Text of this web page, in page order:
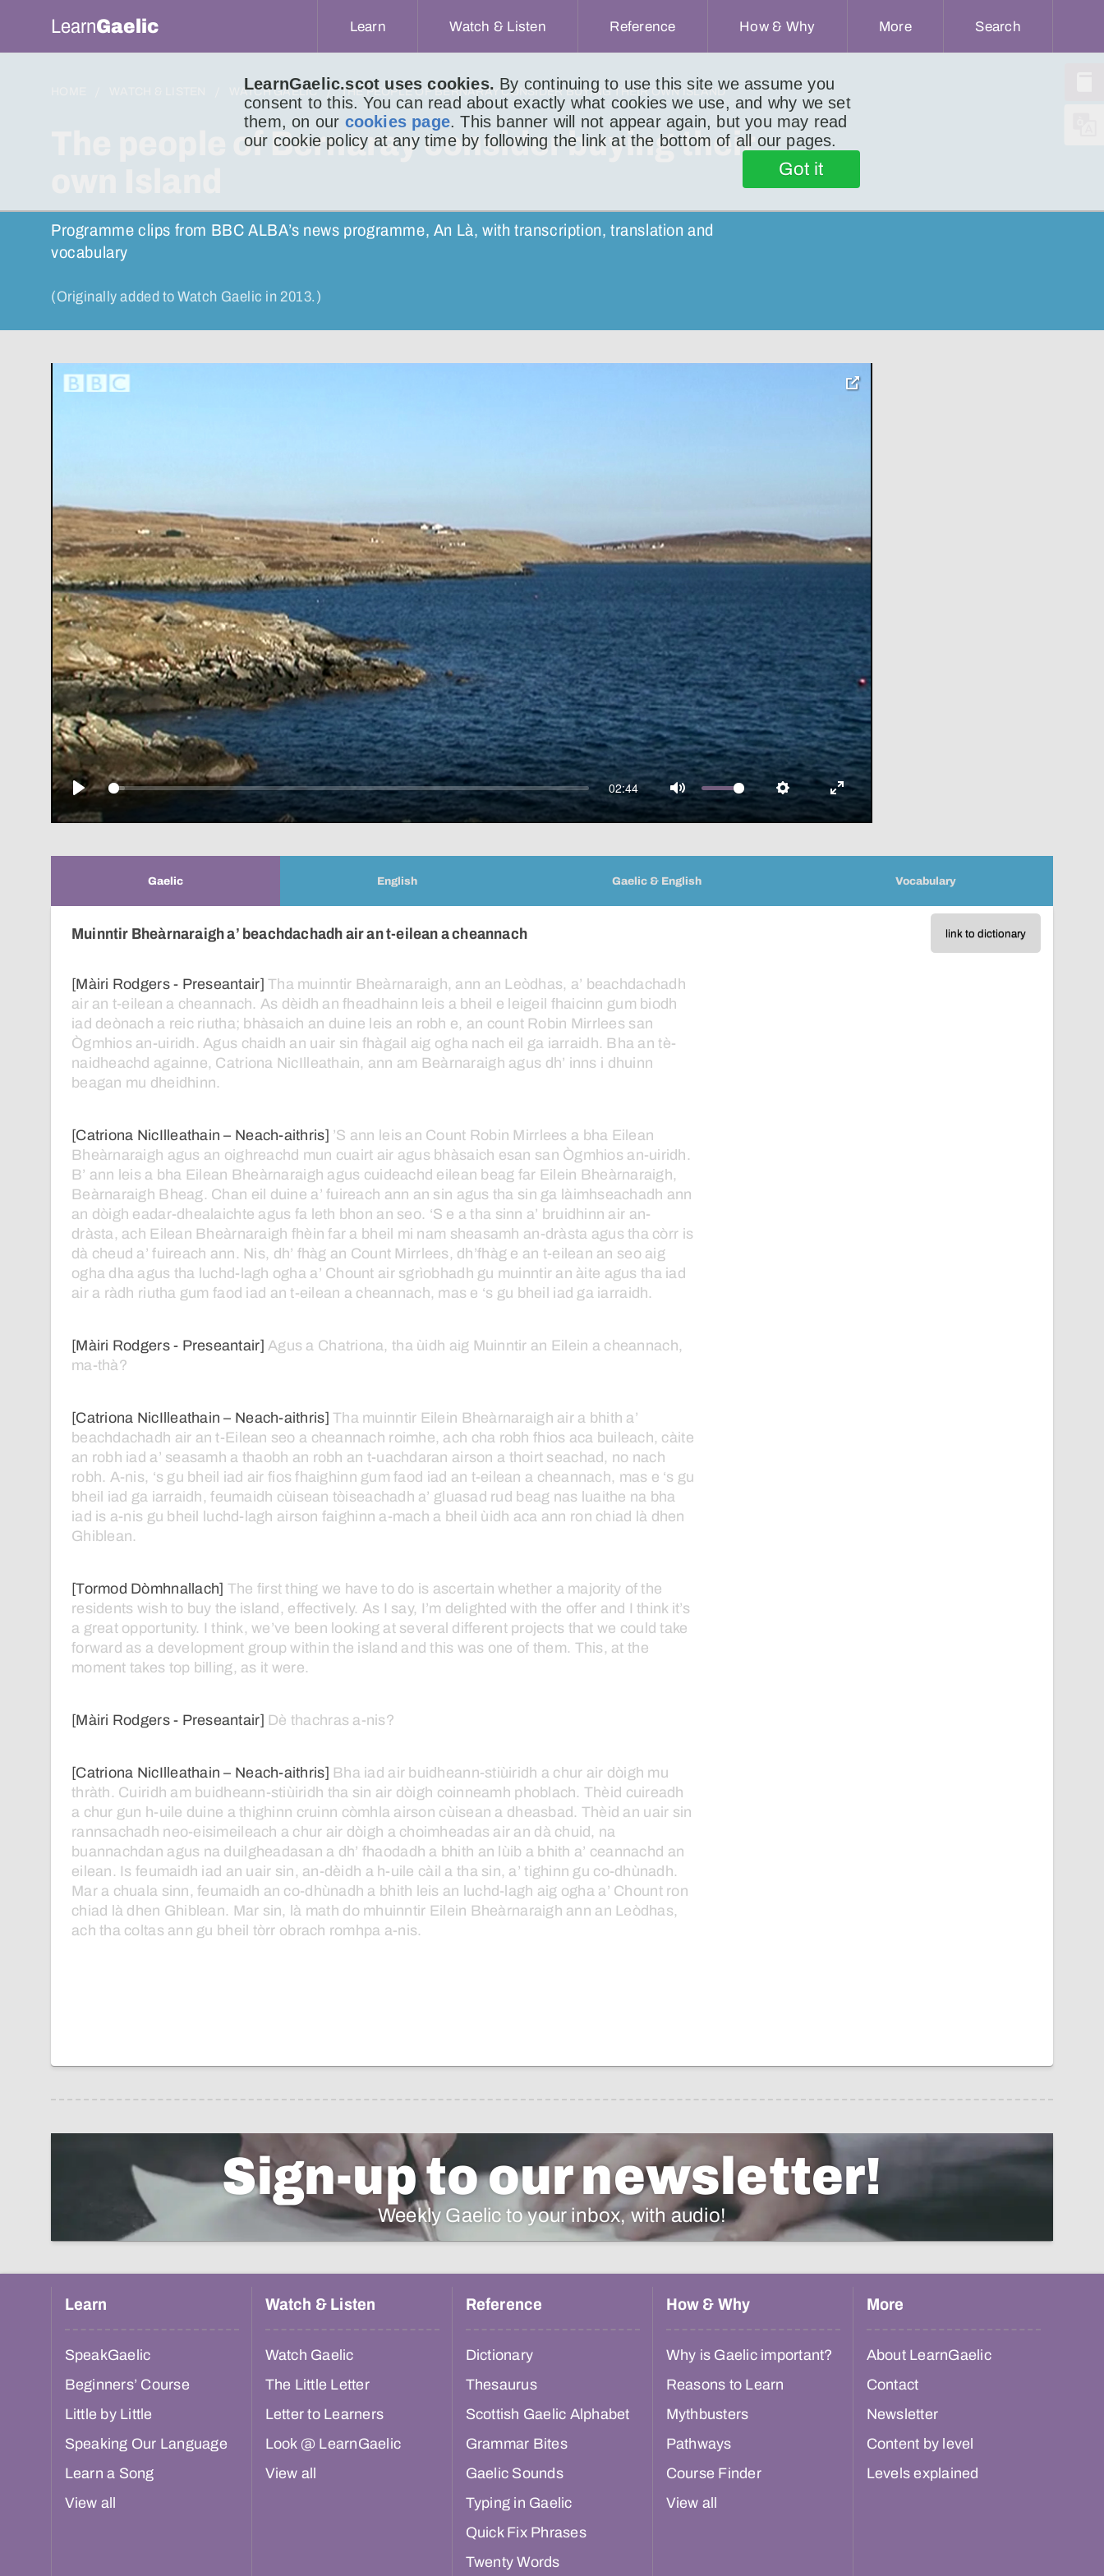
LearnGaelic.scot uses cookies. By continuing to use this site we assume you
consent to this. You can read about exactly what cookies we use, and why we set
them, on our cookies page. This banner will not appear again, but you may read
our cookie policy at any time by following the link at the bottom of all our pages.
Got it
LearnGaelic Learn Watch & Listen Reference How & Why More Search
WATCH GAELIC THE PEOPLE OF BERNARAY CONSIDER BUYING THEIR OWN ISLAND
The people of Bernaray consider buying their
Programme clips from BBC ALBA’s news programme, An Là, with transcription, translation and
vocabulary
(Originally added to Watch Gaelic in 2013.)
Play
02:44
Mute Settings Enter
fullscreen
toggle
Gaelic English Gaelic & English Vocabulary
link to dictionary
Muinntir Bheàrnaraigh a’ beachdachadh air an t-eilean a cheannach
[Màiri Rodgers - Preseantair]Tha muinntir Bheàrnaraigh, ann an Leòdhas, a’ beachdachadh
air an t-eilean a cheannach. As dèidh an fheadhainn leis a bheil e leigeil fhaicinn gum biodh
iad deònach a reic riutha; bhàsaich an duine leis an robh e, an count Robin Mirrlees san
Ògmhios an-uiridh. Agus chaidh an uair sin fhàgail aig ogha nach eil ga iarraidh. Bha an tè-
naidheachd againne, Catriona NicIlleathain, ann am Beàrnaraigh agus dh’ inns i dhuinn
beagan mu dheidhinn.
[Catriona NicIlleathain – Neach-aithris] ’S ann leis an Count Robin Mirrlees a bha Eilean
Bheàrnaraigh agus an oighreachd mun cuairt air agus bhàsaich esan san Ògmhios an-uiridh.
B’ ann leis a bha Eilean Bheàrnaraigh agus cuideachd eilean beag far Eilein Bheàrnaraigh,
Beàrnaraigh Bheag. Chan eil duine a’ fuireach ann an sin agus tha sin ga làimhseachadh ann
an dòigh eadar-dhealaichte agus fa leth bhon an seo. ‘S e a tha sinn a’ bruidhinn air an-
dràsta, ach Eilean Bheàrnaraigh fhèin far a bheil mi nam sheasamh an-dràsta agus tha còrr is
dà cheud a’ fuireach ann. Nis, dh’ fhàg an Count Mirrlees, dh’fhàg e an t-eilean an seo aig
ogha dha agus tha luchd-lagh ogha a’ Chount air sgrìobhadh gu muinntir an àite agus tha iad
air a ràdh riutha gum faod iad an t-eilean a cheannach, mas e ‘s gu bheil iad ga iarraidh.
[Màiri Rodgers - Preseantair] Agus a Chatriona, tha ùidh aig Muinntir an Eilein a cheannach,
ma-thà?
[Catriona NicIlleathain – Neach-aithris]Tha muinntir Eilein Bheàrnaraigh air a bhith a’
beachdachadh air an t-Eilean seo a cheannach roimhe, ach cha robh fhios aca buileach, càite
an robh iad a’ seasamh a thaobh an robh an t-uachdaran airson a thoirt seachad, no nach
robh. A-nis, ‘s gu bheil iad air fios fhaighinn gum faod iad an t-eilean a cheannach, mas e ‘s gu
bheil iad ga iarraidh, feumaidh cùisean tòiseachadh a’ gluasad rud beag nas luaithe na bha
iad is a-nis gu bheil luchd-lagh airson faighinn a-mach a bheil ùidh aca ann ron chiad là dhen
Ghiblean.
[Tormod Dòmhnallach] The first thing we have to do is ascertain whether a majority of the
residents wish to buy the island, effectively. As I say, I’m delighted with the offer and I think it’s
a great opportunity. I think, we’ve been looking at several different projects that we could take
forward as a development group within the island and this was one of them. This, at the
moment takes top billing, as it were.
[Màiri Rodgers - Preseantair] Dè thachras a-nis?
[Catriona NicIlleathain – Neach-aithris] Bha iad air buidheann-stiùiridh a chur air dòigh mu
thràth. Cuiridh am buidheann-stiùiridh tha sin air dòigh coinneamh phoblach. Thèid cuireadh
a chur gun h-uile duine a thighinn cruinn còmhla airson cùisean a dheasbad. Thèid an uair sin
rannsachadh neo-eisimeileach a chur air dòigh a choimheadas air an dà chuid, na
buannachdan agus na duilgheadasan a dh’ fhaodadh a bhith an lùib a bhith a’ ceannachd an
eilean. Is feumaidh iad an uair sin, an-dèidh a h-uile càil a tha sin, a’ tighinn gu co-dhùnadh.
Mar a chuala sinn, feumaidh an co-dhùnadh a bhith leis an luchd-lagh aig ogha a’ Chount ron
chiad là dhen Ghiblean. Mar sin, là math do mhuinntir Eilein Bheàrnaraigh ann an Leòdhas,
ach tha coltas ann gu bheil tòrr obrach romhpa a-nis.
Sign-up to our newsletter!
Weekly Gaelic to your inbox, with audio!
Learn
SpeakGaelic
Beginners’ Course
Little by Little
Speaking Our Language
Learn a Song
View all
Watch & Listen
Watch Gaelic
The Little Letter
Letter to Learners
Look @ LearnGaelic
View all
Reference
Dictionary
Thesaurus
Scottish Gaelic Alphabet
Grammar Bites
Gaelic Sounds
Typing in Gaelic
Quick Fix Phrases
Twenty Words
How & Why
Why is Gaelic important?
Reasons to Learn
Mythbusters
Pathways
Course Finder
View all
More
About LearnGaelic
Contact
Newsletter
Content by level
Levels explained